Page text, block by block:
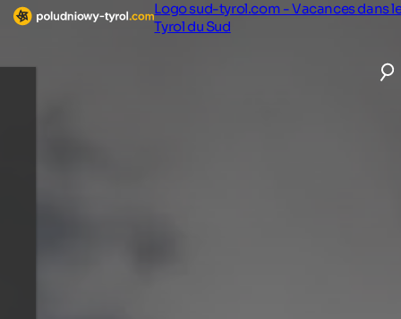
Logo sud-tyrol.com - Vacances dans
Tyrol du Sud